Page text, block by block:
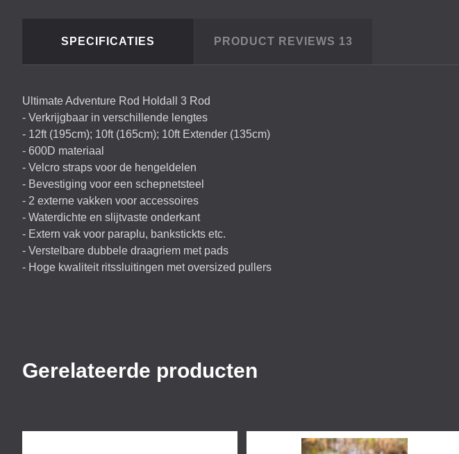
SPECIFICATIES PRODUCT REVIEWS 13
Ultimate Adventure Rod Holdall 3 Rod
- Verkrijgbaar in verschillende lengtes
- 12ft (195cm); 10ft (165cm); 10ft Extender (135cm)
- 600D materiaal
- Velcro straps voor de hengeldelen
- Bevestiging voor een schepnetsteel
- 2 externe vakken voor accessoires
- Waterdichte en slijtvaste onderkant
- Extern vak voor paraplu, bankstickts etc.
- Verstelbare dubbele draagriem met pads
- Hoge kwaliteit ritssluitingen met oversized pullers
Gerelateerde producten